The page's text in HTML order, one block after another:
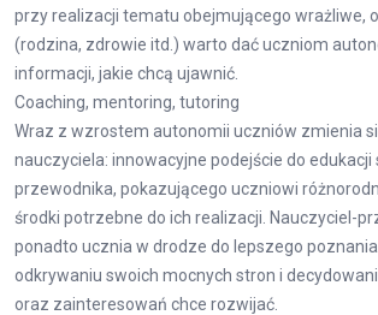
przy realizacji tematu obejmującego wrażliwe,
(rodzina, zdrowie itd.) warto dać uczniom
informacji, jakie chcą ujawnić.
Coaching, mentoring, tutoring
Wraz z wzrostem autonomii uczniów zmienia
nauczyciela: innowacyjne podejście do
przewodnika, pokazującego uczniowi
środki potrzebne do ich realizacji. Nauczyciel-
ponadto ucznia w drodze do lepszego
odkrywaniu swoich mocnych stron i
oraz zainteresowań chce rozwijać.